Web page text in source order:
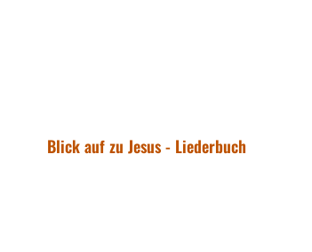
Blick auf zu Jesus - Liederbuch